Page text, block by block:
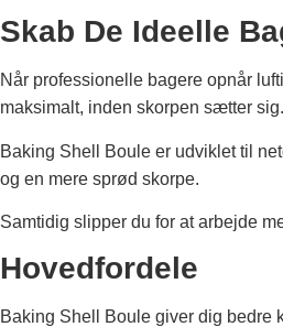
Skab De Ideelle
Når professionelle bagere opnår
maksimalt, inden skorpen sætter sig.
Baking Shell Boule er udviklet til
og en mere sprød skorpe.
Samtidig slipper du for at arbejde
Hovedfordele
Baking Shell Boule giver dig bedre